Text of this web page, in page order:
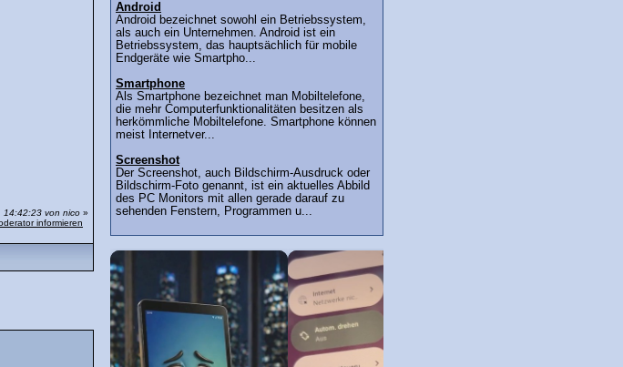
14:42:23 von nico »
informieren
Android
Android bezeichnet sowohl ein Betriebssystem,
als auch ein Unternehmen. Android ist ein
Betriebssystem, das hauptsächlich für mobile
Endgeräte wie Smartpho...
Smartphone
Als Smartphone bezeichnet man Mobiltelefone,
die mehr Computerfunktionalitäten besitzen als
herkömmliche Mobiltelefone. Smartphone können
meist Internetver...
Screenshot
Der Screenshot, auch Bildschirm-Ausdruck oder
Bildschirm-Foto genannt, ist ein aktuelles Abbild
des PC Monitors mit allen gerade darauf zu
sehenden Fenstern, Programmen u...